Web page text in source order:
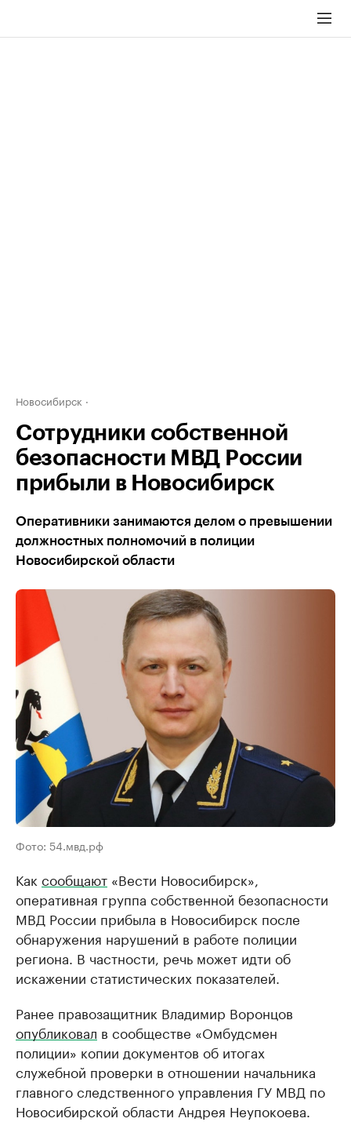
Новосибирск
Сотрудники собственной
безопасности МВД России
прибыли в Новосибирск
Оперативники занимаются делом о превышении
должностных полномочий в полиции
Новосибирской области
Фото: 54.мвд.рф
Как сообщают «Вести Новосибирск»,
оперативная группа собственной безопасности
МВД России прибыла в Новосибирск после
обнаружения нарушений в работе полиции
региона. В частности, речь может идти об
искажении статистических показателей.
Ранее правозащитник Владимир Воронцов
опубликовал в сообществе «Омбудсмен
полиции» копии документов об итогах
служебной проверки в отношении начальника
главного следственного управления ГУ МВД по
Новосибирской области Андрея Неупокоева.